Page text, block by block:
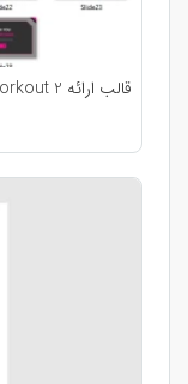
قالب ارائه workout 2